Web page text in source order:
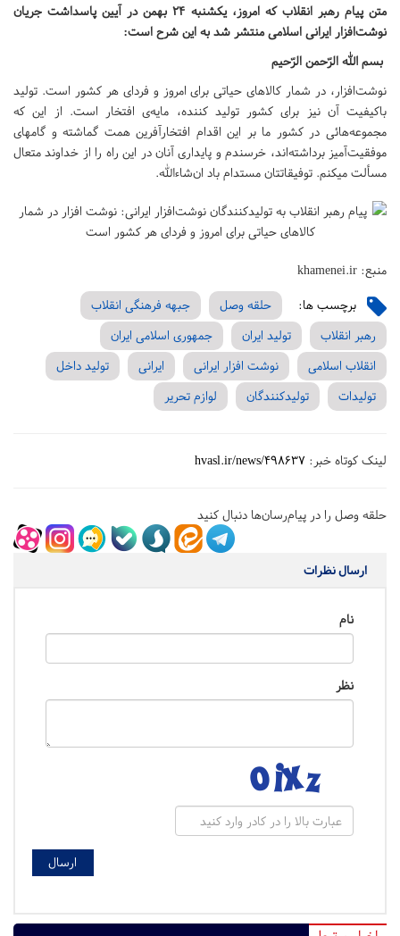
متن پیام رهبر انقلاب که امروز، یکشنبه ۲۴ بهمن در آیین پاسداشت جریان
نوشت‌افزار ایرانی اسلامی منتشر شد به این شرح است:
بسم الله الرّحمن الرّحیم
نوشت‌افزار، در شمار کالاهای حیاتی برای امروز و فردای هر کشور است. تولید
باکیفیت آن نیز برای کشور تولید کننده، مایه‌ی افتخار است. از این که
مجموعه‌هائی در کشور ما بر این اقدام افتخارآفرین همت گماشته و گامهای
موفقیت‌آمیز برداشته‌اند، خرسندم و پایداری آنان در این راه را از خداوند متعال
مسألت میکنم. توفیقاتتان مستدام باد ان‌شاءالله.
منبع: khamenei.ir
برچسب ها: حلقه وصل
جبهه فرهنگی انقلاب
رهبر انقلاب
تولید ایران
جمهوری اسلامی ایران
انقلاب اسلامی
نوشت افزار ایرانی ایرانی
تولید داخل
تولیدات
تولیدکنندگان لوازم تحریر
لینک کوتاه خبر: hvasl.ir/news/498637
حلقه وصل را در پیام‌رسان‌ها دنبال کنید
ارسال نظرات
نام
نظر